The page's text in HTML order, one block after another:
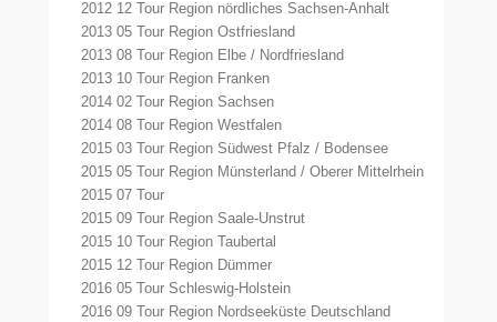
2012 12 Tour Region nördliches Sachsen-Anhalt
2013 05 Tour Region Ostfriesland
2013 08 Tour Region Elbe / Nordfriesland
2013 10 Tour Region Franken
2014 02 Tour Region Sachsen
2014 08 Tour Region Westfalen
2015 03 Tour Region Südwest Pfalz / Bodensee
2015 05 Tour Region Münsterland / Oberer Mittelrhein
2015 07 Tour
2015 09 Tour Region Saale-Unstrut
2015 10 Tour Region Taubertal
2015 12 Tour Region Dümmer
2016 05 Tour Schleswig-Holstein
2016 09 Tour Region Nordseeküste Deutschland